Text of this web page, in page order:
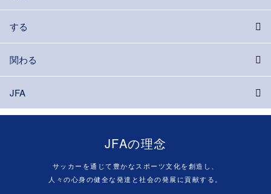
する
関わる
JFA
JFAの理念
サッカーを通じて豊かなスポーツ文化を創造し、
人々の心身の健全な発達と社会の発展に貢献する。